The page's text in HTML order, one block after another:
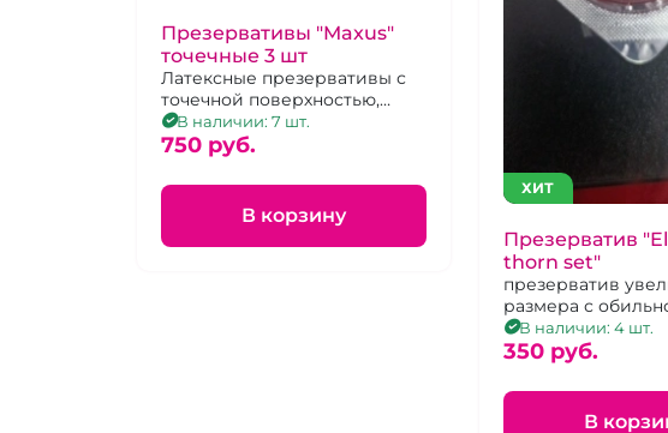
Презервативы "Maxus"
точечные 3 шт
Латексные презервативы с
точечной поверхностью,
упаковка 3 шт.
В наличии: 7 шт.
750 pуб.
В корзину
ХИТ
Презерватив
thorn set"
презерватив
размера с
и дополнительным
рельефом для
В наличии: 4 шт.
350 pуб.
В